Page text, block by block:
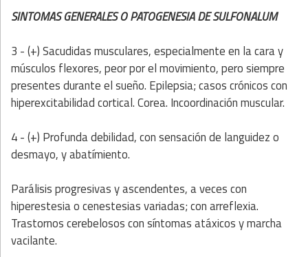
SINTOMAS GENERALES O PATOGENESIA DE SULFONALUM
3 - (+) Sacudidas musculares, especialmente en la cara y
músculos flexores, peor por el movimiento, pero siempre
presentes durante el sueño. Epilepsia; casos crónicos con
hiperexcitabilidad cortical. Corea. Incoordinación muscular.
4 - (+) Profunda debilidad, con sensación de languidez o
desmayo, y abatímiento.
Parálisis progresivas y ascendentes, a veces con
hiperestesia o cenestesias variadas; con arreflexia.
Trastornos cerebelosos con síntomas atáxicos y marcha
vacilante.